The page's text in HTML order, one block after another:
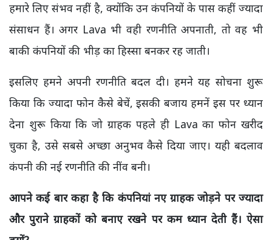
हमारे लिए संभव नहीं है, क्योंकि उन कंपनियों के पास कहीं ज्यादा
संसाधन हैं। अगर Lava भी वही रणनीति अपनाती, तो वह भी
बाकी कंपनियों की भीड़ का हिस्सा बनकर रह जाती।
इसलिए हमने अपनी रणनीति बदल दी। हमने यह सोचना शुरू
किया कि ज्यादा फोन कैसे बेचें, इसकी बजाय हमनें इस पर ध्यान
देना शुरू किया कि जो ग्राहक पहले ही Lava का फोन खरीद
चुका है, उसे सबसे अच्छा अनुभव कैसे दिया जाए। यही बदलाव
कंपनी की नई रणनीति की नींव बनी।
आपने कई बार कहा है कि कंपनियां नए ग्राहक जोड़ने पर ज्यादा
और पुराने ग्राहकों को बनाए रखने पर कम ध्यान देती हैं। ऐसा